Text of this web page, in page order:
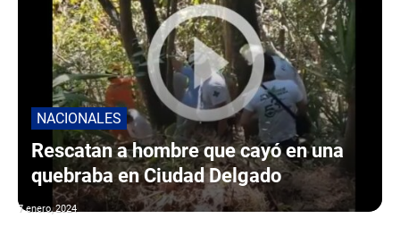
NACIONALES
Rescatan a hombre que cayó en una
quebraba en Ciudad Delgado
7 enero, 2024